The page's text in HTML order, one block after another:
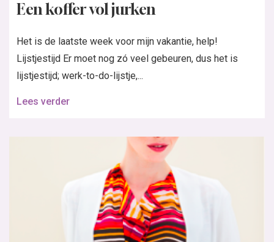
Een koffer vol jurken
Het is de laatste week voor mijn vakantie, help!
Lijstjestijd Er moet nog zó veel gebeuren, dus het is
lijstjestijd; werk-to-do-lijstje,...
Lees verder